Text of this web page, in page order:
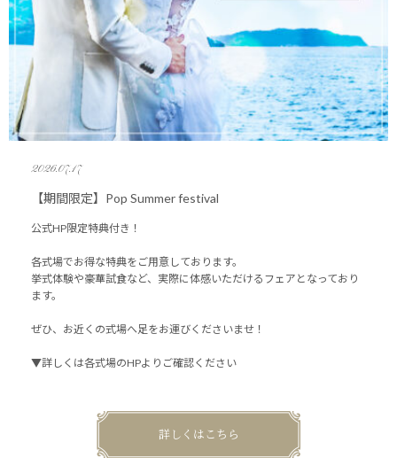
2026.07.17
【期間限定】Pop Summer festival
公式HP限定特典付き！
各式場でお得な特典をご用意しております。
挙式体験や豪華試食など、実際に体感いただけるフェアとなっており
ます。
ぜひ、お近くの式場へ足をお運びくださいませ！
▼詳しくは各式場のHPよりご確認ください
詳しくはこちら